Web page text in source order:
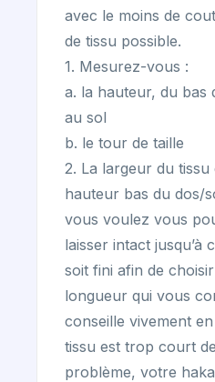
avec le moins de
de tissu possible.
1. Mesurez-vous :
a. la hauteur, du bas
au sol
b. le tour de taille
2. La largeur du tissu
hauteur bas du dos/
vous voulez vous
laisser intact jusqu’à
soit fini afin de
longueur qui vous
conseille vivement
tissu est trop court
problème, votre